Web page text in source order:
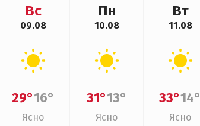
Вс
09.08
29°16°
Ясно
Пн
10.08
31°13°
Ясно
Вт
11.08
33°14°
Ясно